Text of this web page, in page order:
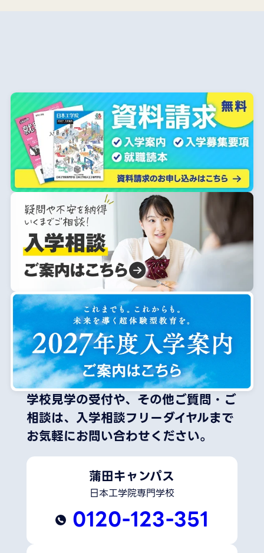
学校見学の受付や、その他ご質問・ご
相談は、 入学相談フリーダイヤルまで
お気軽にお問い合わせください。
蒲田キャンパス
日本工学院専門学校
0120-123-351